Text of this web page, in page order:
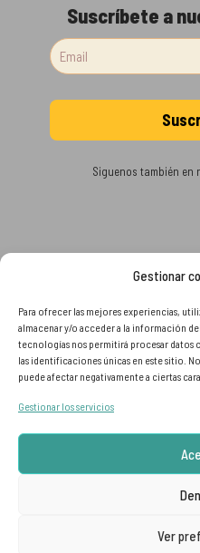
Gestionar
Para ofrecer las mejores experiencias,
almacenar y/o acceder a la información
tecnologías nos permitirá procesar
las identificaciones únicas en este sitio.
puede afectar negativamente a ciertas
Gestionar los servicios
Ver
Suscríbete a
Siguenos también en